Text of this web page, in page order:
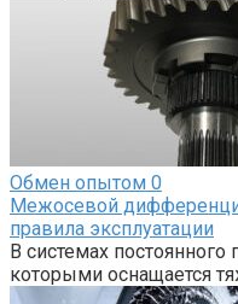
Обмен опытом 0
Межосевой
правила эксплуатации
В системах
которыми оснащается